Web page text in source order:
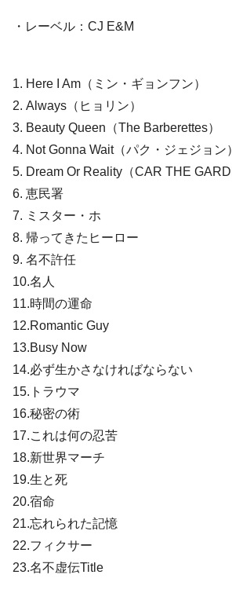
・レーベル：CJ E&M
1. Here I Am（ミン・ギョンフン）
2. Always（ヒョリン）
3. Beauty Queen（The Barberettes）
4. Not Gonna Wait（パク・ジェジョン）
5. Dream Or Reality（CAR THE
6. 恵民署
7. ミスター・ホ
8. 帰ってきたヒーロー
9. 名不許任
10.名人
11.時間の運命
12.Romantic Guy
13.Busy Now
14.必ず生かさなければならない
15.トラウマ
16.秘密の術
17.これは何の忍苦
18.新世界マーチ
19.生と死
20.宿命
21.忘れられた記憶
22.フィクサー
23.名不虚伝Title